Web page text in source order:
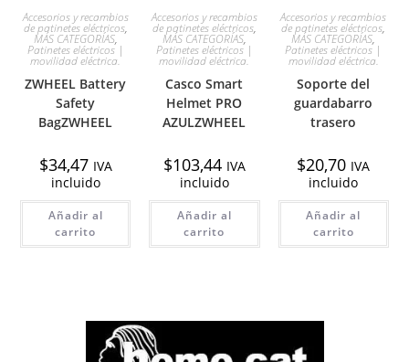
Accesorios y recambios
de patinetes eléctricos,
MÁS CATEGORÍAS,
Patinetes eléctricos |
movilidad eléctrica.
ZWHEEL Battery
Safety
BagZWHEEL
$34,47 IVA
incluido
Añadir al
carrito
Accesorios y recambios
de patinetes eléctricos,
MÁS CATEGORÍAS,
Patinetes eléctricos |
movilidad eléctrica.
Casco Smart
Helmet PRO
AZULZWHEEL
$103,44 IVA
incluido
Añadir al
carrito
Accesorios y recambios
de patinetes eléctricos,
MÁS CATEGORÍAS,
Patinetes eléctricos |
movilidad eléctrica.
Soporte del
guardabarro
trasero
$20,70 IVA
incluido
Añadir al
carrito